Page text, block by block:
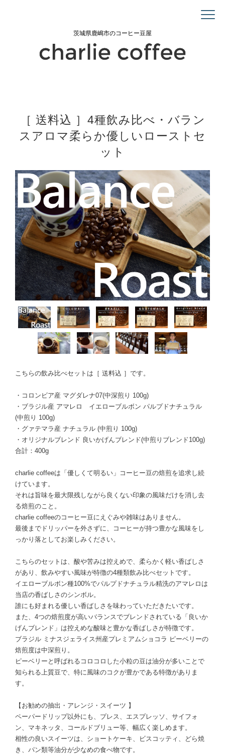
茨城県鹿嶋市のコーヒー豆屋
［ 送料込 ］4種飲み比べ・バラン
スアロマ柔らか優しいローストセ
ット
こちらの飲み比べセットは［ 送料込 ］です。
・コロンビア産 マグダレナ07(中深煎り 100g)
・ブラジル産 アマレロ イエローブルボン パルプドナチュラル
(中煎り 100g)
・グァテマラ産 ナチュラル (中煎り 100g)
・オリジナルブレンド 良いかげんブレンド(中煎りブレンド100g)
合計：400g
charlie coffeeは「優しくて明るい」コーヒー豆の焙煎を追求し続
けています。
それは旨味を最大限残しながら良くない印象の風味だけを消し去
る焙煎のこと。
charlie coffeeのコーヒー豆にえぐみや雑味はありません。
最後までドリッパーを外さずに、コーヒーが持つ豊かな風味をし
っかり落としてお楽しみください。
こちらのセットは、酸や苦みは控えめで、柔らかく軽い香ばしさ
があり、飲みやすい風味が特徴の4種類飲み比べセットです。
イエローブルボン種100%でパルプドナチュラル精洗のアマレロは
当店の香ばしさのシンボル。
誰にも好まれる優しい香ばしさを味わっていただきたいです。
また、4つの焙煎度が高いバランスでブレンドされている「良いか
げんブレンド」は控えめな酸味と豊かな香ばしさが特徴です。
ブラジル ミナスジェライス州産プレミアムショコラ ピーベリーの
焙煎度は中深煎り。
ピーベリーと呼ばれるコロコロした小粒の豆は油分が多いことで
知られる上質豆で、特に風味のコクが豊かである特徴がありま
す。
【お勧めの抽出・アレンジ・スイーツ 】
ペーパードリップ以外にも、プレス、エスプレッソ、サイフォ
ン、マキネッタ、コールドブリュー等、幅広く楽しめます。
相性の良いスイーツは、ショートケーキ、ビスコッティ、どら焼
き、パン類等油分が少なめの食べ物です。